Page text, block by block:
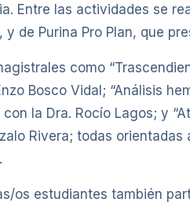
Entre las actividades se
de Purina Pro Plan, que
como
Bosco Vidal; “Análisis
la Dra. Rocío Lagos; y
Rivera; todas
os estudiantes también